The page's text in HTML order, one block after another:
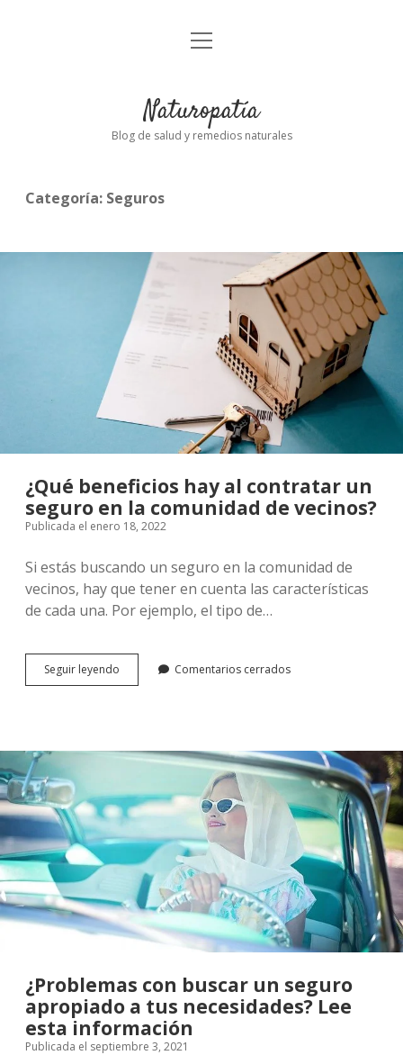
Inicio
abrir
Naturopatía
Blog de salud y remedios naturales
Categoría: Seguros
¿Qué beneficios hay al contratar un
seguro en la comunidad de vecinos?
Publicada el enero 18, 2022
Si estás buscando un seguro en la comunidad de
vecinos, hay que tener en cuenta las características
de cada una. Por ejemplo, el tipo de…
Seguir leyendo
beneficios
un
seguro
la
comunidad
vecinos?
Comentarios cerrados
¿Problemas con buscar un seguro
apropiado a tus necesidades? Lee
esta información
Publicada el septiembre 3, 2021